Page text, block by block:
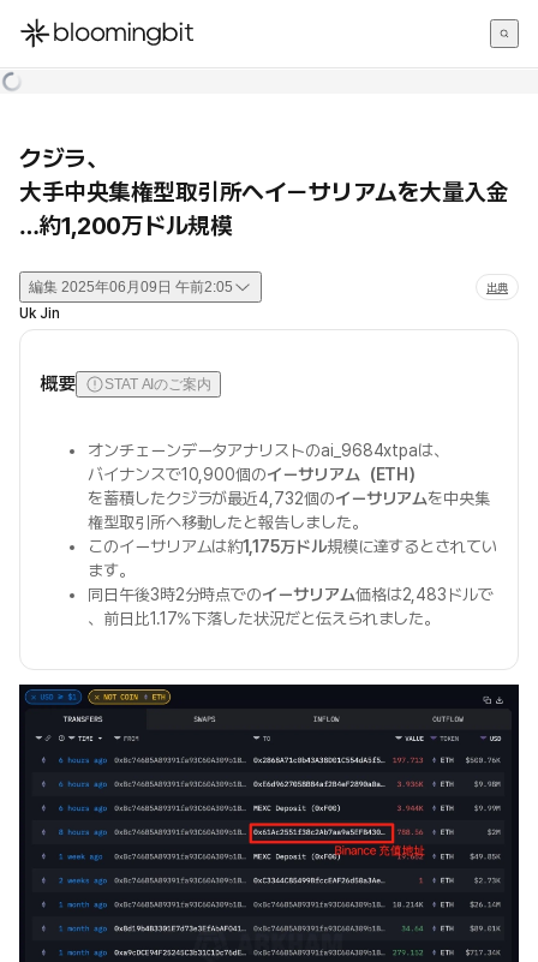
한국어
クジラ、
大手中央集権型取引所へイーサリアムを大量入金
…約1,200万ドル規模
編集 2025年06月09日 午前2:05 出典
Uk Jin
概要 STAT AIのご案内
オンチェーンデータアナリストのai_9684xtpaは、
バイナンスで10,900個のイーサリアム（ETH）
を蓄積したクジラが最近4,732個のイーサリアムを中央集
権型取引所へ移動したと報告しました。
このイーサリアムは約1,175万ドル規模に達するとされてい
ます。
同日午後3時2分時点でのイーサリアム価格は2,483ドルで
、前日比1.17%下落した状況だと伝えられました。